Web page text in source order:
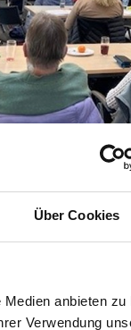
Über Cookies
anbieten zu
Verwendung